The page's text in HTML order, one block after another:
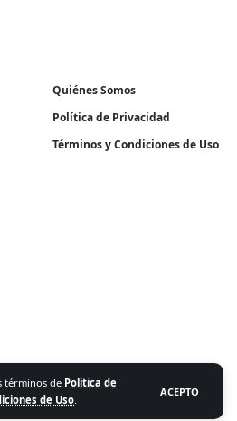
términos de Política de
de Uso.
ACEPTO
Quiénes Somos
Política de Privacidad
Términos y Condiciones de Uso
Instituto Igualdad 2026.